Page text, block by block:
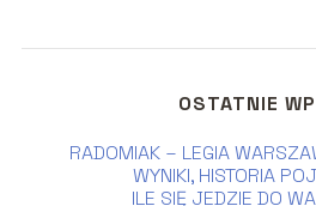
OSTATNIE
RADOMIAK – LEGIA
WYNIKI, HISTORIA
ILE SIĘ JEDZIE DO